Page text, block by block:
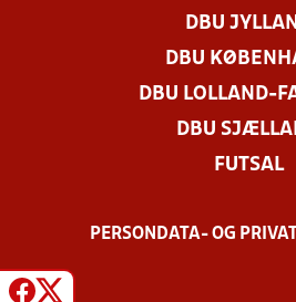
DBU
DBU
DBU LOLLAND-
DBU
FUTSAL
PERSONDATA- OG